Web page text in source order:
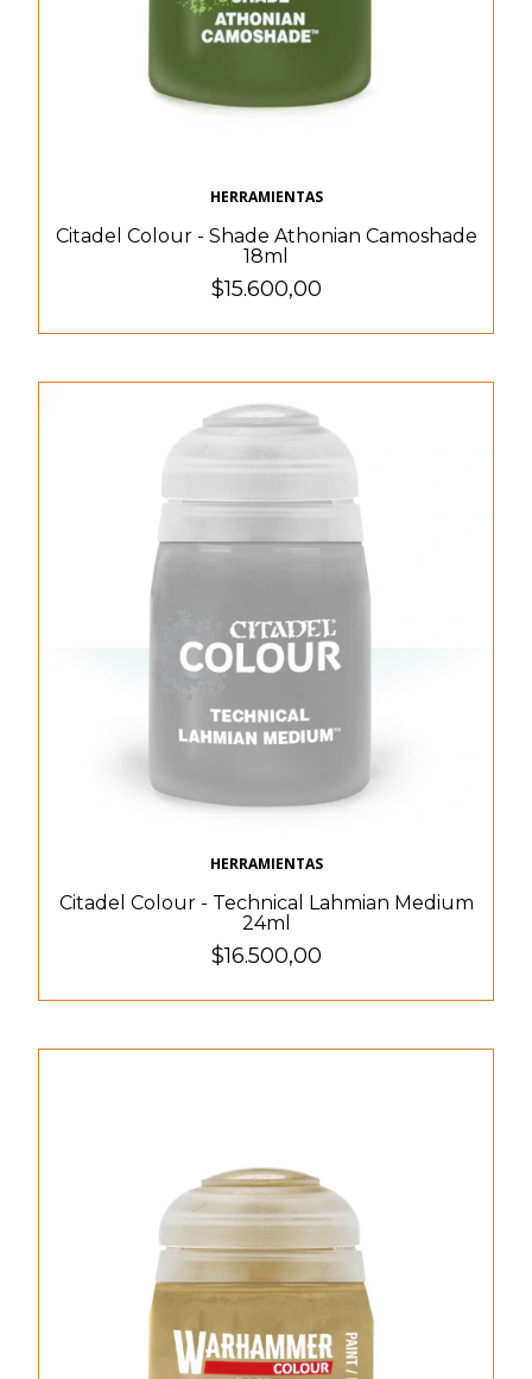
HERRAMIENTAS
Citadel Colour - Shade Athonian Camoshade
18ml
$15.600,00
HERRAMIENTAS
Citadel Colour - Technical Lahmian Medium
24ml
$16.500,00